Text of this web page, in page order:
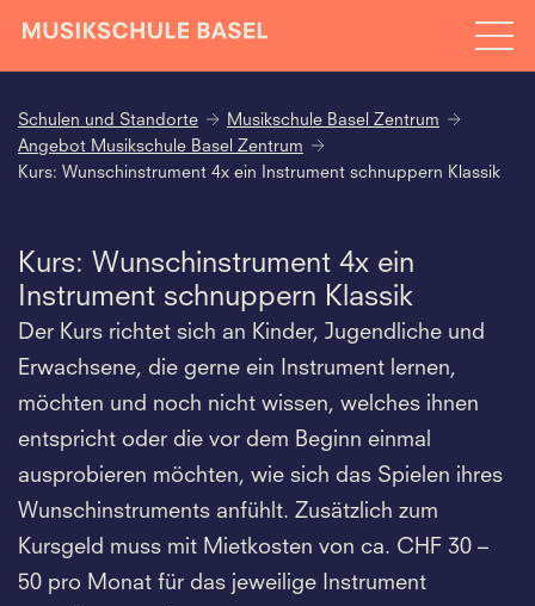
Schulen und Standorte
Musikschule Basel Zentrum
Angebot Musikschule Basel Zentrum
Kurs: Wunschinstrument 4x ein Instrument schnuppern Klassik
Kurs: Wunschinstrument 4x ein
Instrument schnuppern Klassik
Der Kurs richtet sich an Kinder, Jugendliche und
Erwachsene, die gerne ein Instrument lernen,
möchten und noch nicht wissen, welches ihnen
entspricht oder die vor dem Beginn einmal
ausprobieren möchten, wie sich das Spielen ihres
Wunschinstruments anfühlt. Zusätzlich zum
Kursgeld muss mit Mietkosten von ca. CHF 30 –
50 pro Monat für das jeweilige Instrument